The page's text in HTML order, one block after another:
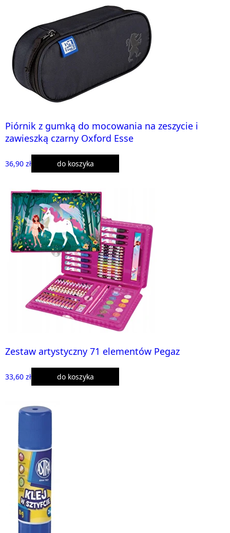
Piórnik z gumką do mocowania na zeszycie i
zawieszką czarny Oxford Esse
36,90 zł do koszyka
Zestaw artystyczny 71 elementów Pegaz
33,60 zł do koszyka